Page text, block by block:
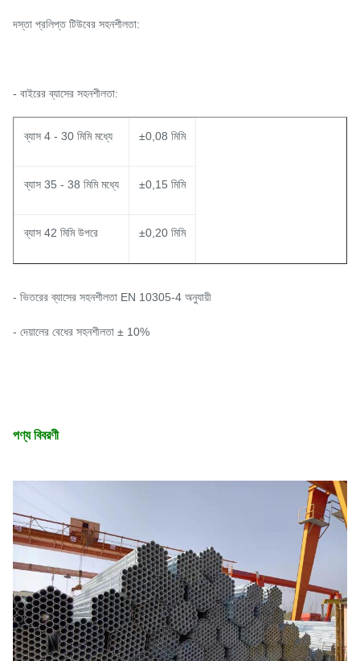
দস্তা প্রলিপ্ত টিউবের সহনশীলতা:
- বাইরের ব্যাসের সহনশীলতা:
ব্যাস 4 - 30 মিমি মধ্যে ±0,08 মিমি
ব্যাস 35 - 38 মিমি মধ্যে ±0,15 মিমি
ব্যাস 42 মিমি উপরে ±0,20 মিমি
- ভিতরের ব্যাসের সহনশীলতা EN 10305-4 অনুযায়ী
- দেয়ালের বেধের সহনশীলতা ± 10%
পণ্য বিবরণী